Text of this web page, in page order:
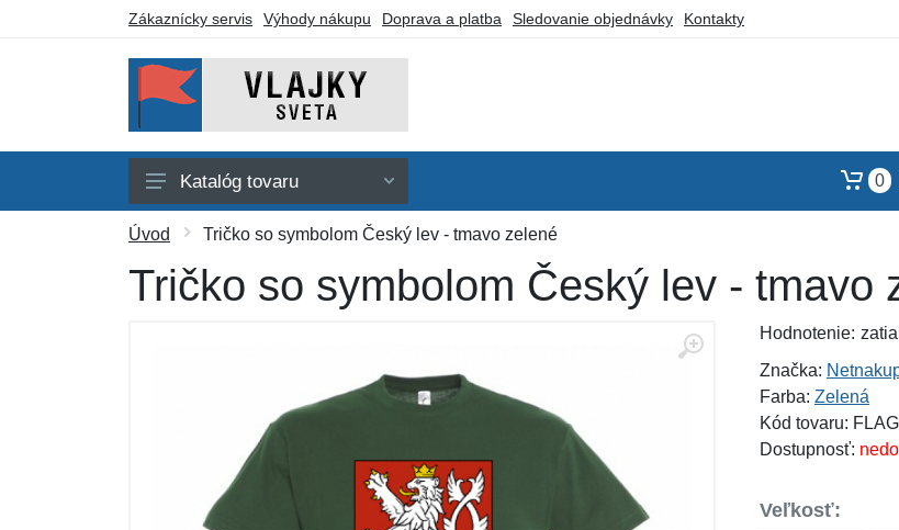
Zákaznícky servis Výhody nákupu Doprava a platba Sledovanie objednávky Kontakty
Afrika
Amerika
Darčekové poukazy
Výpredaj
Katalóg tovaru 0
Úvod Tričko so symbolom Český lev - tmavo zelené
Tričko so symbolom Český lev - tmavo
Hodnotenie:
Značka:
Farba: Zelená
Kód tovaru:
Dostupnosť:
Veľkosť: